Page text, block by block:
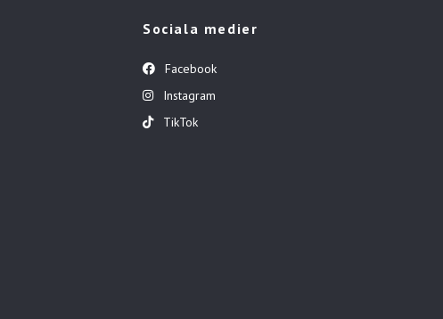
Sociala medier
Facebook
Instagram
TikTok